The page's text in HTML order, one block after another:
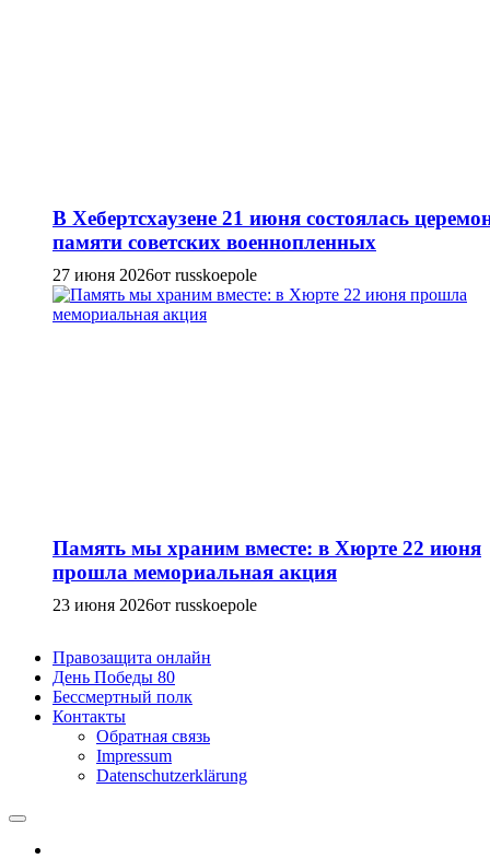
В Хебертсхаузене 21 июня состоялась
памяти советских военнопленных
27 июня 2026от russkoepole
Память мы храним вместе: в Хюрте 22 июня
прошла мемориальная акция
23 июня 2026от russkoepole
Правозащита онлайн
День Победы 80
Бессмертный полк
Контакты
Обратная связь
Impressum
Datenschutzerklärung